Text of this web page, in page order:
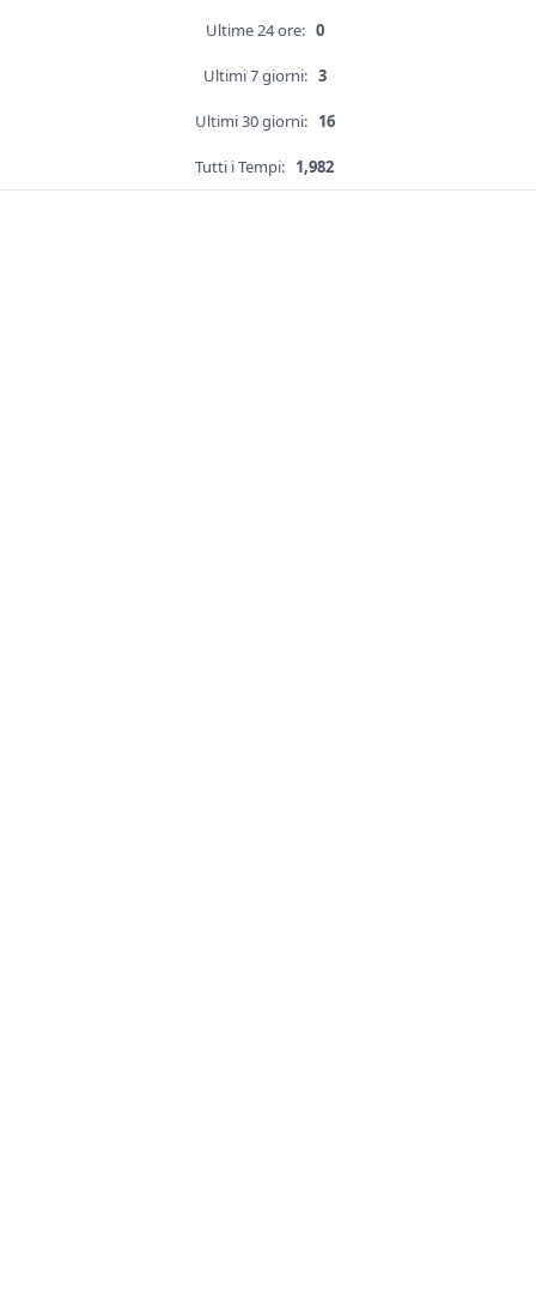
Ultime 24 ore: 0
Ultimi 7 giorni: 3
Ultimi 30 giorni: 16
Tutti i Tempi: 1,982